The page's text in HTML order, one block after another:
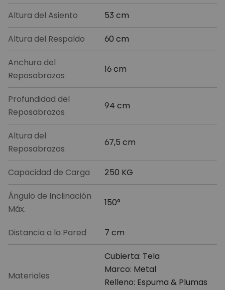
Altura del Asiento 53 cm
Altura del Respaldo 60 cm
Anchura del
Reposabrazos
16 cm
Profundidad del
Reposabrazos
94 cm
Altura del
Reposabrazos
67,5 cm
Capacidad de Carga 250 KG
Ángulo de Inclinación
Máx.
150°
Distancia a la Pared 7 cm
Materiales
Cubierta: Tela
Marco: Metal
Relleno: Espuma & Plumas